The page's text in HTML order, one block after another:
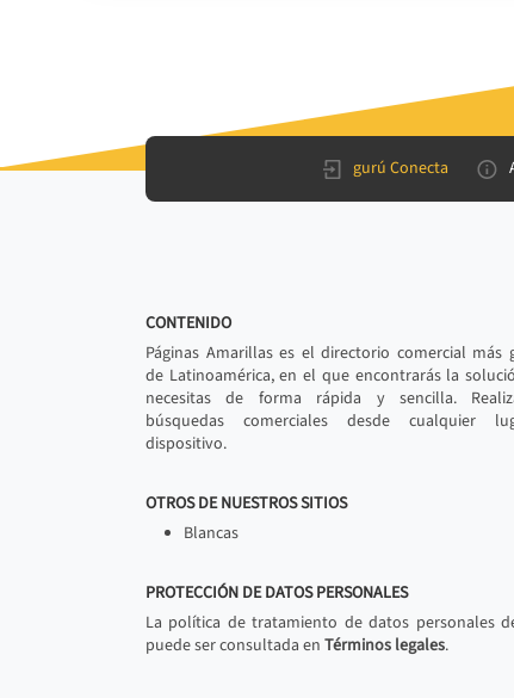
gurú Conecta
CONTENIDO
Páginas Amarillas es el directorio comercial más
de Latinoamérica, en el que encontrarás la
necesitas de forma rápida y sencilla.
búsquedas comerciales desde cualquier
dispositivo.
OTROS DE NUESTROS SITIOS
Blancas
PROTECCIÓN DE DATOS PERSONALES
La política de tratamiento de datos personales
puede ser consultada en Términos legales.